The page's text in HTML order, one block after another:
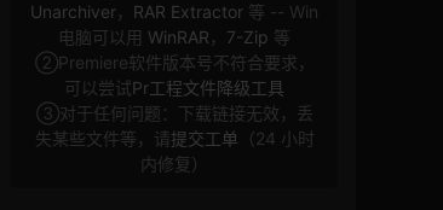
Unarchiver， RAR Extractor 等 -- Win
电脑可以用 WinRAR ， 7-Zip 等
②Premiere软件版本号不符合要求，
可以尝试Pr工程文件降级工具
③对于任何问题：下载链接无效，丢
失某些文件等，请提交工单 （24 小时
内修复）